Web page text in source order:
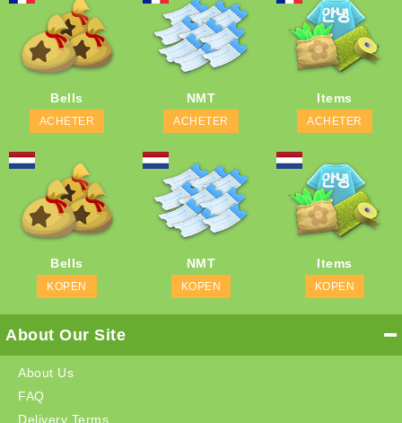
Bells
ACHETER
NMT
ACHETER
Items
ACHETER
Bells
KOPEN
NMT
KOPEN
Items
KOPEN
About Our Site
About Us
FAQ
Delivery Terms